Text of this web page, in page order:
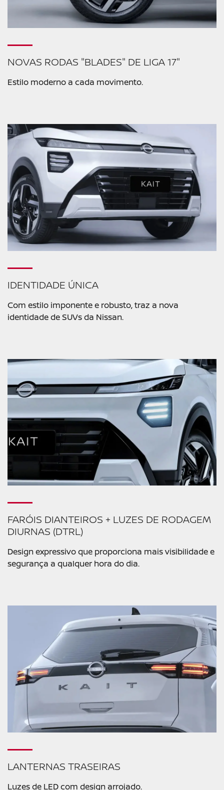
NOVAS RODAS "BLADES" DE LIGA 17"
Estilo moderno a cada movimento.
IDENTIDADE ÚNICA
Com estilo imponente e robusto, traz a nova
identidade de SUVs da Nissan.
FARÓIS DIANTEIROS + LUZES DE RODAGEM
DIURNAS (DTRL)
Design expressivo que proporciona mais visibilidade e
segurança a qualquer hora do dia.
LANTERNAS TRASEIRAS
Luzes de LED com design arrojado.